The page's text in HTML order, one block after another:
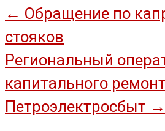
Навигация
по
записям
← Обращение по
стояков
Региональный
капитального
Петроэлектросбыт →